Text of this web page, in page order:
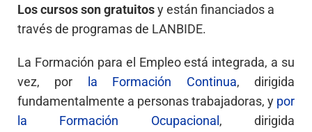
Los cursos son gratuitosy están financiados a
través de programas de LANBIDE.
La Formación para el Empleo está integrada, a su
vez, por
la Formación Continua, dirigida
fundamentalmente a personas trabajadoras, y por
la Formación Ocupacional , dirigida